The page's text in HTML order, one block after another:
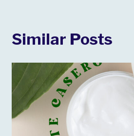
Similar Posts